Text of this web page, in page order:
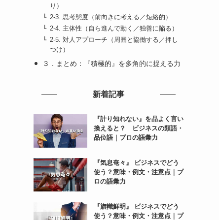
り）
2-3. 思考態度（前向きに考える／短絡的）
2-4. 主体性（自ら進んで動く／独善に陥る）
2-5. 対人アプローチ（周囲と協働する／押し
つけ）
３．まとめ：『積極的』を多角的に捉える力
新着記事
『計り知れない』を品よく言い
換えると？ ビジネスの類語・
品位語｜プロの語彙力
『気息奄々』 ビジネスでどう
使う？意味・例文・注意点｜プ
ロの語彙力
『旗幟鮮明』 ビジネスでどう
使う？意味・例文・注意点｜プ